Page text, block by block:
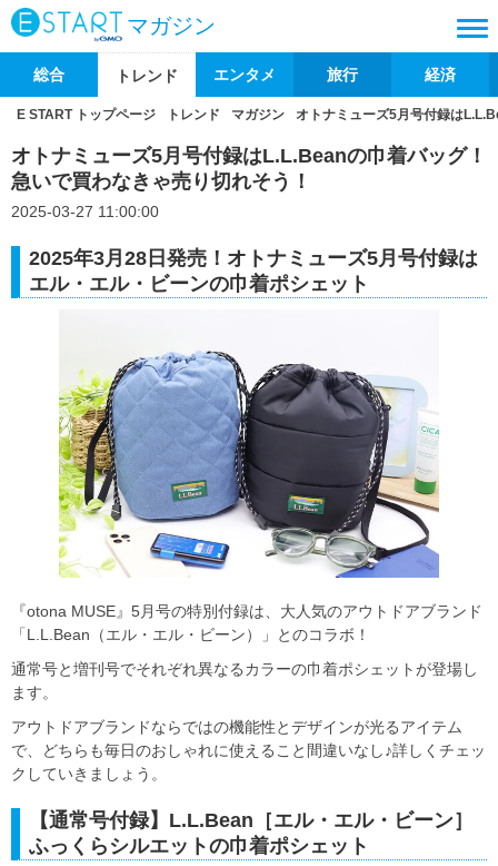
マガジン
総合 トレンド エンタメ 旅行 経済
E START トップページ トレンド マガジン オトナミューズ5月号付録は
オトナミューズ5月号付録はL.L.Beanの巾着バッグ！
急いで買わなきゃ売り切れそう！
2025-03-27 11:00:00
2025年3月28日発売！オトナミューズ5月号付録は
エル・エル・ビーンの巾着ポシェット
『otona MUSE』5月号の特別付録は、大人気のアウトドアブランド
「L.L.Bean（エル・エル・ビーン）」とのコラボ！
通常号と増刊号でそれぞれ異なるカラーの巾着ポシェットが登場し
ます。
アウトドアブランドならではの機能性とデザインが光るアイテム
で、どちらも毎日のおしゃれに使えること間違いなし♪詳しくチェッ
クしていきましょう。
【通常号付録】L.L.Bean［エル・エル・ビーン］
ふっくらシルエットの巾着ポシェット